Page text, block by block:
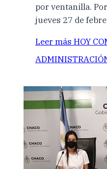
por ventanilla.
jueves 27 de
Leer más HOY